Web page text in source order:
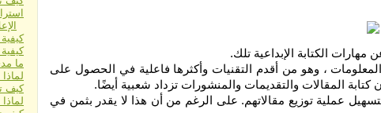
الكتابة الإبداعية تلك.
، وهو من أقدم التقنيات وأكثرها فاعلية في الحصول على
المقالات والتقديمات والمنشورات تزداد شعبية أيضًا.
عملية توزيع مقالاتهم. على الرغم من أن هذا لا يقدر بثمن في
ما
كيف